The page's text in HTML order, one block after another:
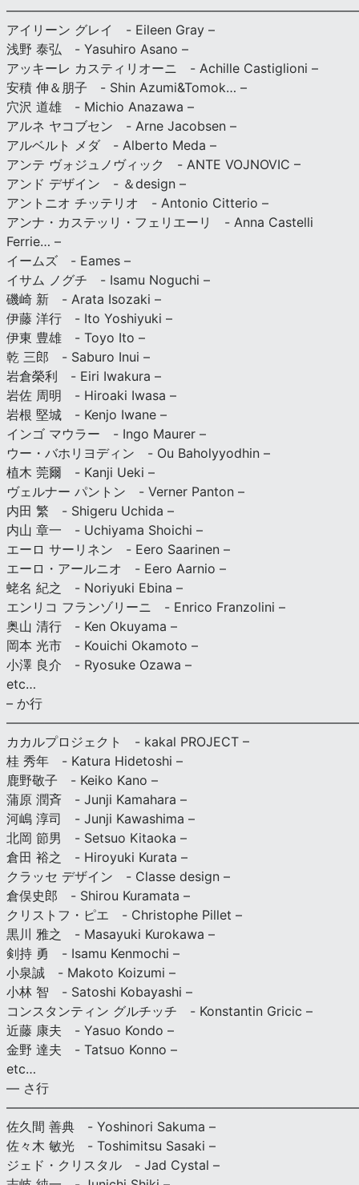
アイリーン グレイ - Eileen Gray –
浅野 泰弘 - Yasuhiro Asano –
アッキーレ カスティリオーニ - Achille Castiglioni –
安積 伸＆朋子 - Shin Azumi&Tomok… –
穴沢 道雄 - Michio Anazawa –
アルネ ヤコブセン - Arne Jacobsen –
アルベルト メダ - Alberto Meda –
アンテ ヴォジュノヴィック - ANTE VOJNOVIC –
アンド デザイン - ＆design –
アントニオ チッテリオ - Antonio Citterio –
アンナ・カステッリ・フェリエーリ - Anna Castelli
Ferrie… –
イームズ - Eames –
イサム ノグチ - Isamu Noguchi –
磯崎 新 - Arata Isozaki –
伊藤 洋行 - Ito Yoshiyuki –
伊東 豊雄 - Toyo Ito –
乾 三郎 - Saburo Inui –
岩倉榮利 - Eiri Iwakura –
岩佐 周明 - Hiroaki Iwasa –
岩根 堅城 - Kenjo Iwane –
インゴ マウラー - Ingo Maurer –
ウー・バホリヨディン - Ou Baholyyodhin –
植木 莞爾 - Kanji Ueki –
ヴェルナー パントン - Verner Panton –
内田 繁 - Shigeru Uchida –
内山 章一 - Uchiyama Shoichi –
エーロ サーリネン - Eero Saarinen –
エーロ・アールニオ - Eero Aarnio –
蛯名 紀之 - Noriyuki Ebina –
エンリコ フランゾリーニ - Enrico Franzolini –
奥山 清行 - Ken Okuyama –
岡本 光市 - Kouichi Okamoto –
小澤 良介 - Ryosuke Ozawa –
etc…
– か行
カカルプロジェクト - kakal PROJECT –
桂 秀年 - Katura Hidetoshi –
鹿野敬子 - Keiko Kano –
蒲原 潤斉 - Junji Kamahara –
河嶋 淳司 - Junji Kawashima –
北岡 節男 - Setsuo Kitaoka –
倉田 裕之 - Hiroyuki Kurata –
クラッセ デザイン - Classe design –
倉俣史郎 - Shirou Kuramata –
クリストフ・ピエ - Christophe Pillet –
黒川 雅之 - Masayuki Kurokawa –
剣持 勇 - Isamu Kenmochi –
小泉誠 - Makoto Koizumi –
小林 智 - Satoshi Kobayashi –
コンスタンティン グルチッチ - Konstantin Gricic –
近藤 康夫 - Yasuo Kondo –
金野 達夫 - Tatsuo Konno –
etc…
— さ行
佐久間 善典 - Yoshinori Sakuma –
佐々木 敏光 - Toshimitsu Sasaki –
ジェド・クリスタル - Jad Cystal –